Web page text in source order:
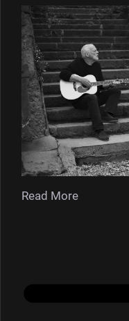
Read More